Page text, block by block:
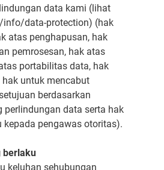
data kami (lihat
info/data-protection) (hak
atas penghapusan, hak
pemrosesan, hak atas
portabilitas data, hak
untuk mencabut
berdasarkan
perlindungan data serta hak
kepada pengawas otoritas).
berlaku
keluhan sehubungan